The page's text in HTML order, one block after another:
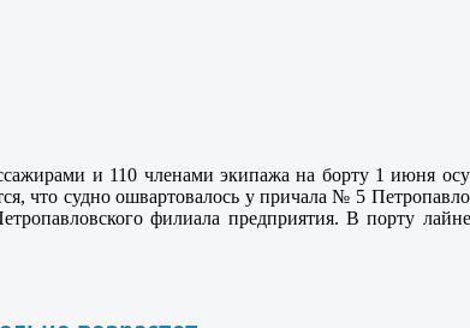
и 110 членами экипажа на борту 1 июня
что судно ошвартовалось у причала № 5
филиала предприятия. В порту